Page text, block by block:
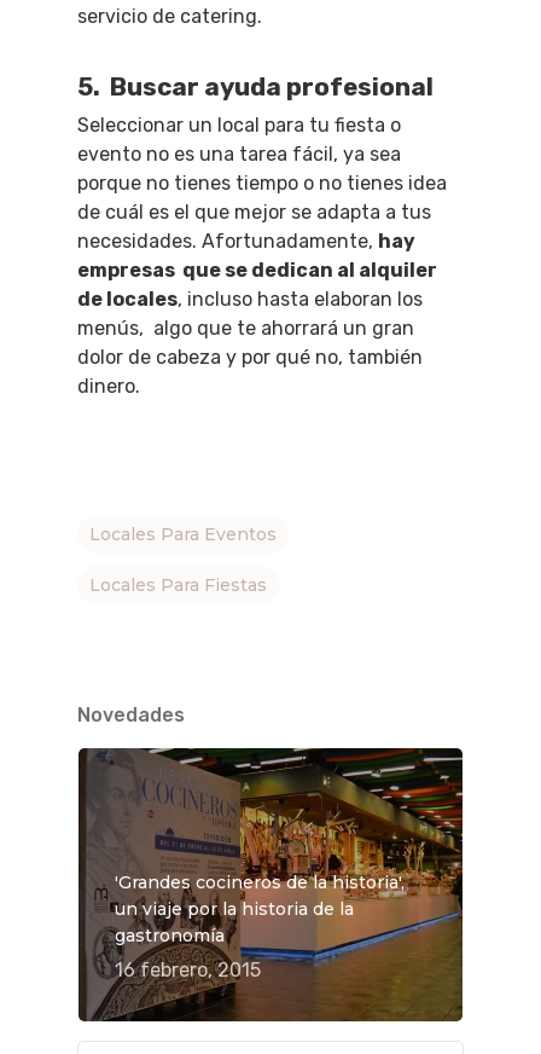
servicio de catering.
5. Buscar ayuda profesional
Seleccionar un local para tu fiesta o
evento no es una tarea fácil, ya sea
porque no tienes tiempo o no tienes idea
de cuál es el que mejor se adapta a tus
necesidades. Afortunadamente, hay
empresas que se dedican al alquiler
de locales, incluso hasta elaboran los
menús, algo que te ahorrará un gran
dolor de cabeza y por qué no, también
dinero.
Locales Para Eventos
Locales Para Fiestas
Novedades
'Grandes cocineros de la historia',
un viaje por la historia de la
gastronomía
16 febrero, 2015
Cine
Música
Gourmet
Gastro